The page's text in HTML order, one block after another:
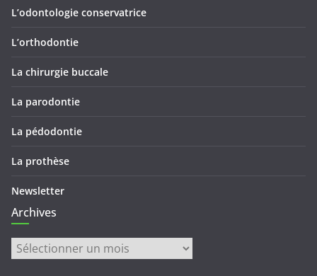
L’odontologie conservatrice
L’orthodontie
La chirurgie buccale
La parodontie
La pédodontie
La prothèse
Newsletter
Archives
Archives